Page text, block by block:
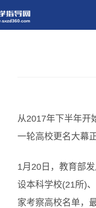
从2017年下半年开
一轮高校更名大幕
1月20日，教育部
设本科学校(21所)
家考察高校名单，